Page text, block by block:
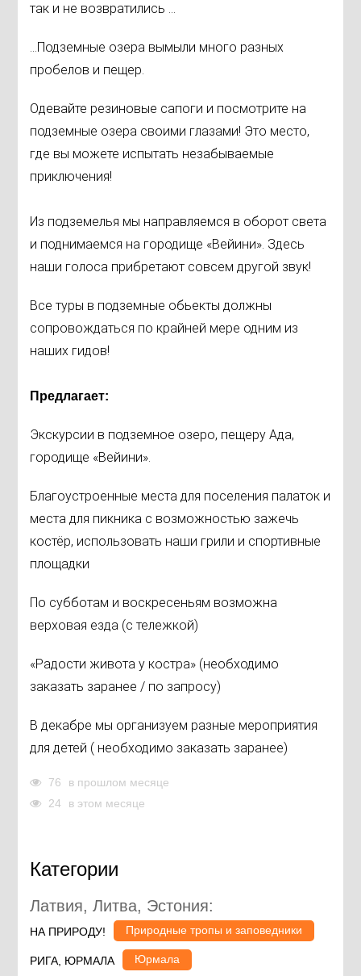
так и не возвратились ...
...Подземные озера вымыли много разных
пробелов и пещер.
Одевайте резиновые сапоги и посмотрите на
подземные озера своими глазами! Это место,
где вы можете испытать незабываемые
приключения!
Из подземелья мы направляемся в оборот света
и поднимаемся на городище «Вейини». Здесь
наши голоса прибретают совсем другой звук!
Все туры в подземные обьекты должны
сопровождаться по крайней мере одним из
наших гидов!
Предлагает:
Экскурсии в подземное озеро, пещеру Ада,
городище «Вейини».
Благоустроенные места для поселения палаток и
места для пикника с возможностью зажечь
костёр, использовать наши грили и спортивные
площадки
По субботам и воскресеньям возможна
верховая езда (с тележкой)
«Радости живота у костра» (необходимо
заказать заранее / по запросу)
В декабре мы организуем разные мероприятия
для детей ( необходимо заказать заранее)
76
в прошлом месяце
24
в этом месяце
Категории
Латвия, Литва, Эстония:
НА ПРИРОДУ! Природные тропы и заповедники
РИГА, ЮРМАЛА Юрмала